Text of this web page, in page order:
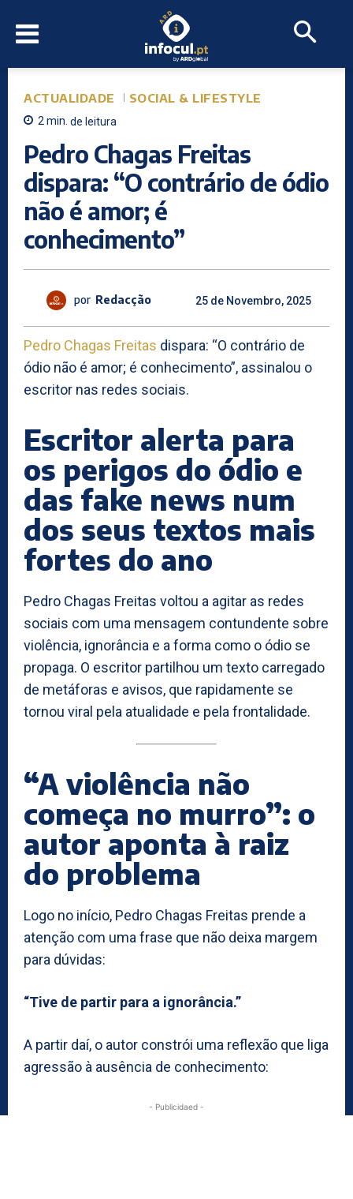
ACTUALIDADE SOCIAL & LIFESTYLE
2min. de leitura
Pedro Chagas Freitas
dispara: “O contrário de ódio
não é amor; é
conhecimento”
por Redacção 25 de Novembro, 2025
Pedro Chagas Freitas dispara: “O contrário de
ódio não é amor; é conhecimento”, assinalou o
escritor nas redes sociais.
Escritor alerta para
os perigos do ódio e
das fake news num
dos seus textos mais
fortes do ano
Pedro Chagas Freitas voltou a agitar as redes
sociais com uma mensagem contundente sobre
violência, ignorância e a forma como o ódio se
propaga. O escritor partilhou um texto carregado
de metáforas e avisos, que rapidamente se
tornou viral pela atualidade e pela frontalidade.
“A violência não
começa no murro”: o
autor aponta à raiz
do problema
Logo no início, Pedro Chagas Freitas prende a
atenção com uma frase que não deixa margem
para dúvidas:
“Tive de partir para a ignorância.”
A partir daí, o autor constrói uma reflexão que liga
agressão à ausência de conhecimento:
- Publicidaed -